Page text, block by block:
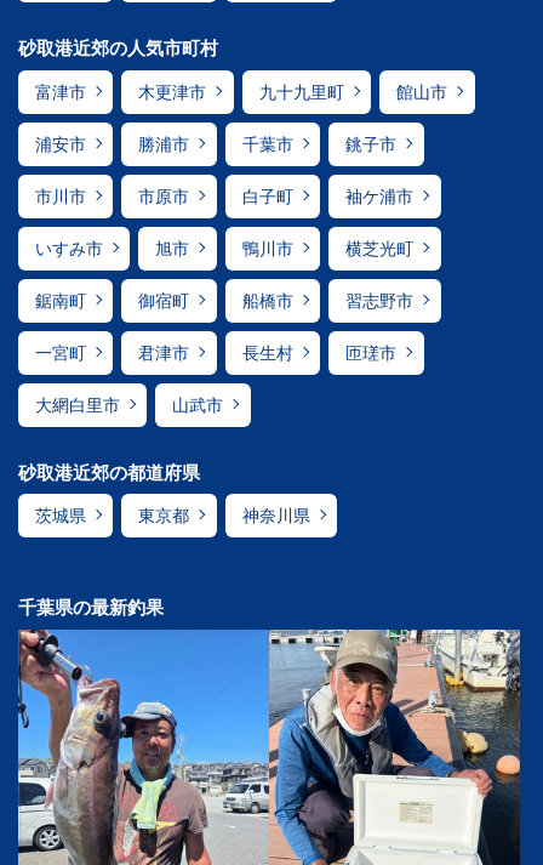
砂取港近郊の人気市町村
富津市 木更津市 九十九里町 館山市
浦安市 勝浦市 千葉市 銚子市
市川市 市原市 白子町 袖ケ浦市
いすみ市 旭市 鴨川市 横芝光町
鋸南町 御宿町 船橋市 習志野市
一宮町 君津市 長生村 匝瑳市
大網白里市 山武市
砂取港近郊の都道府県
茨城県 東京都 神奈川県
千葉県の最新釣果